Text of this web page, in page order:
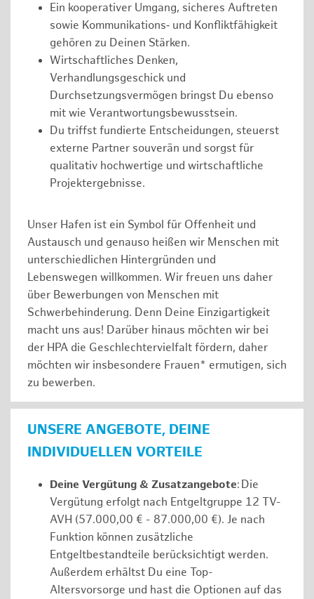
Ein kooperativer Umgang, sicheres Auftreten
sowie Kommunikations‑ und Konfliktfähigkeit
gehören zu Deinen Stärken.
Wirtschaftliches Denken,
Verhandlungsgeschick und
Durchsetzungsvermögen bringst Du ebenso
mit wie Verantwortungsbewusstsein.
Du triffst fundierte Entscheidungen, steuerst
externe Partner souverän und sorgst für
qualitativ hochwertige und wirtschaftliche
Projektergebnisse.
Unser Hafen ist ein Symbol für Offenheit und
Austausch und genauso heißen wir Menschen mit
unterschiedlichen Hintergründen und
Lebenswegen willkommen. Wir freuen uns daher
über Bewerbungen von Menschen mit
Schwerbehinderung. Denn Deine Einzigartigkeit
macht uns aus! Darüber hinaus möchten wir bei
der HPA die Geschlechtervielfalt fördern, daher
möchten wir insbesondere Frauen* ermutigen, sich
zu bewerben.
UNSERE ANGEBOTE, DEINE
INDIVIDUELLEN VORTEILE
Deine Vergütung & Zusatzangebote: Die
Vergütung erfolgt nach Entgeltgruppe 12 TV-
AVH (57.000,00 € - 87.000,00 €). Je nach
Funktion können zusätzliche
Entgeltbestandteile berücksichtigt werden.
Außerdem erhältst Du eine Top-
Altersvorsorge und hast die Optionen auf das